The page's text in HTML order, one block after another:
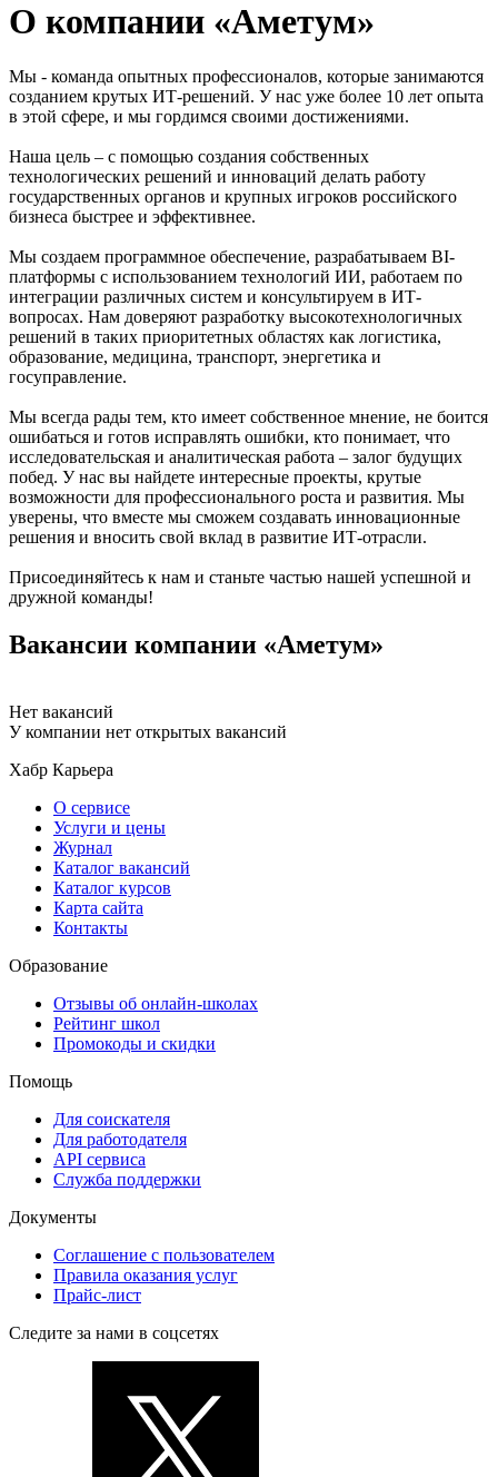
О компании «Аметум»
Мы - команда опытных профессионалов, которые занимаются
созданием крутых ИТ-решений. У нас уже более 10 лет опыта
в этой сфере, и мы гордимся своими достижениями.
Наша цель – с помощью создания собственных
технологических решений и инноваций делать работу
государственных органов и крупных игроков российского
бизнеса быстрее и эффективнее.
Мы создаем программное обеспечение, разрабатываем BI-
платформы с использованием технологий ИИ, работаем по
интеграции различных систем и консультируем в ИТ-
вопросах. Нам доверяют разработку высокотехнологичных
решений в таких приоритетных областях как логистика,
образование, медицина, транспорт, энергетика и
госуправление.
Мы всегда рады тем, кто имеет собственное мнение, не боится
ошибаться и готов исправлять ошибки, кто понимает, что
исследовательская и аналитическая работа – залог будущих
побед. У нас вы найдете интересные проекты, крутые
возможности для профессионального роста и развития. Мы
уверены, что вместе мы сможем создавать инновационные
решения и вносить свой вклад в развитие ИТ-отрасли.
Присоединяйтесь к нам и станьте частью нашей успешной и
дружной команды!
Вакансии компании «Аметум»
Нет вакансий
У компании нет открытых вакансий
Хабр Карьера
О сервисе
Услуги и цены
Журнал
Каталог вакансий
Каталог курсов
Карта сайта
Контакты
Образование
Отзывы об онлайн-школах
Рейтинг школ
Промокоды и скидки
Помощь
Для соискателя
Для работодателя
API сервиса
Служба поддержки
Документы
Соглашение с пользователем
Правила оказания услуг
Прайс-лист
Следите за нами в соцсетях